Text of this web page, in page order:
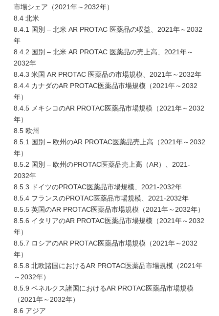
市場シェア（2021年～2032年）
8.4 北米
8.4.1 国別 – 北米 AR PROTAC 医薬品の収益、2021年～2032
年
8.4.2 国別 – 北米 AR PROTAC 医薬品の売上高、2021年～
2032年
8.4.3 米国 AR PROTAC 医薬品の市場規模、2021年～2032年
8.4.4 カナダのAR PROTAC医薬品市場規模（2021年～2032
年）
8.4.5 メキシコのAR PROTAC医薬品市場規模（2021年～2032
年）
8.5 欧州
8.5.1 国別 – 欧州のAR PROTAC医薬品売上高（2021年～2032
年）
8.5.2 国別 – 欧州のPROTAC医薬品売上高（AR）、2021-
2032年
8.5.3 ドイツのPROTAC医薬品市場規模、2021-2032年
8.5.4 フランスのPROTAC医薬品市場規模、2021-2032年
8.5.5 英国のAR PROTAC医薬品市場規模（2021年～2032年）
8.5.6 イタリアのAR PROTAC医薬品市場規模（2021年～2032
年）
8.5.7 ロシアのAR PROTAC医薬品市場規模（2021年～2032
年）
8.5.8 北欧諸国におけるAR PROTAC医薬品市場規模（2021年
～2032年）
8.5.9 ベネルクス諸国におけるAR PROTAC医薬品市場規模
（2021年～2032年）
8.6 アジア